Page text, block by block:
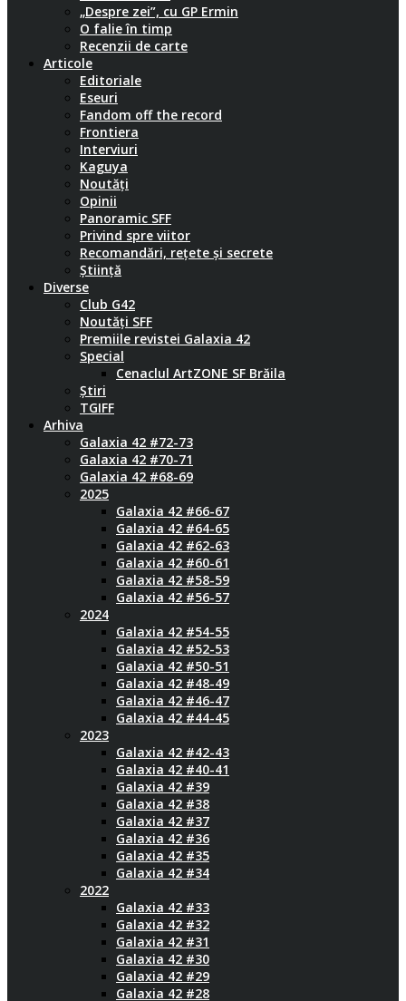
„Despre zei”, cu GP Ermin
O falie în timp
Recenzii de carte
Articole
Editoriale
Eseuri
Fandom off the record
Frontiera
Interviuri
Kaguya
Noutăți
Opinii
Panoramic SFF
Privind spre viitor
Recomandări, rețete și secrete
Știință
Diverse
Club G42
Noutăți SFF
Premiile revistei Galaxia 42
Special
Cenaclul ArtZONE SF Brăila
Știri
TGIFF
Arhiva
Galaxia 42 #72-73
Galaxia 42 #70-71
Galaxia 42 #68-69
2025
Galaxia 42 #66-67
Galaxia 42 #64-65
Galaxia 42 #62-63
Galaxia 42 #60-61
Galaxia 42 #58-59
Galaxia 42 #56-57
2024
Galaxia 42 #54-55
Galaxia 42 #52-53
Galaxia 42 #50-51
Galaxia 42 #48-49
Galaxia 42 #46-47
Galaxia 42 #44-45
2023
Galaxia 42 #42-43
Galaxia 42 #40-41
Galaxia 42 #39
Galaxia 42 #38
Galaxia 42 #37
Galaxia 42 #36
Galaxia 42 #35
Galaxia 42 #34
2022
Galaxia 42 #33
Galaxia 42 #32
Galaxia 42 #31
Galaxia 42 #30
Galaxia 42 #29
Galaxia 42 #28